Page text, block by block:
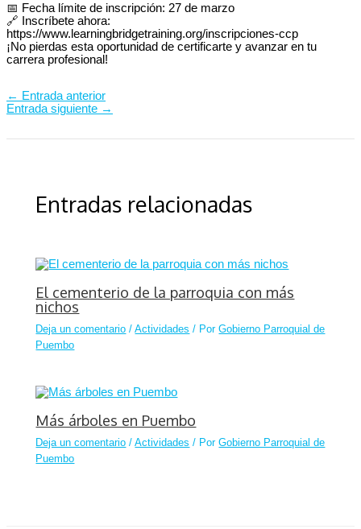
📅 Fecha límite de inscripción: 27 de marzo
🔗 Inscríbete ahora:
https://www.learningbridgetraining.org/inscripciones-ccp
¡No pierdas esta oportunidad de certificarte y avanzar en tu
carrera profesional!
← Entrada anterior
Entrada siguiente →
Entradas relacionadas
El cementerio de la parroquia con más
nichos
Deja un comentario /Actividades / PorGobierno Parroquial de
Puembo
Más árboles en Puembo
Deja un comentario /Actividades / PorGobierno Parroquial de
Puembo